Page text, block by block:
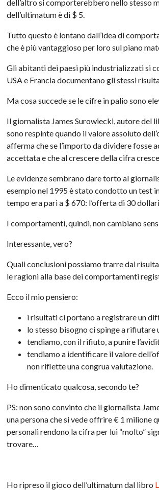
dell’altro si comporterebbero nello stesso
dell’ultimatum è di $ 5.
Tutto questo è lontano dall’idea di
che è più vantaggioso per loro sul piano
Gli abitanti dei paesi più industrializzati si
USA e Francia documentano gli stessi
Ma cosa succede se le cifre in palio sono
Il giornalista James Surowiecki, autore
sono respinte quando il valore assoluto
afferma che se l’importo da dividere fosse
accettata e che al crescere della cifra
Le evidenze sembrano dare torto al
esempio nel 1995 è stato condotto un test
tempo era pari a $ 670: l’offerta di 30
I comportamenti, quindi, non cambiano
Interessante, vero?
Quali conclusioni possiamo trarre dai
le ragioni alla base dei comportamenti
Ecco il mio pensiero:
i risultati ci portano a registrare un
lo stesso bisogno ci spinge a rifiutare
tendiamo, con il rifiuto, a punire
tendiamo a identificare il valore
non riflette una congrua valutazione.
Ho dimenticato qualcosa, secondo te?
PS: non sono convinto che il giornalista
una persona che si vede offrire € 1 milione
personali rendono la cifra per lui “molto”
trovare…
Ho ripreso il gioco dell’ultimatum dal libro